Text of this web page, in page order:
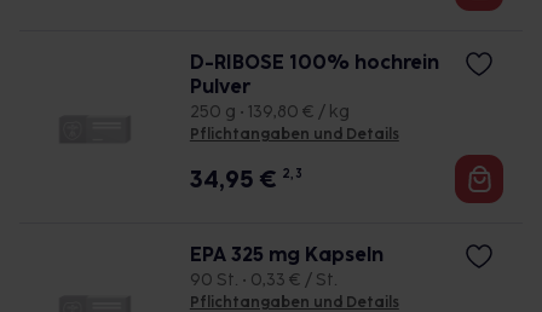
D-RIBOSE 100% hochrein
Pulver
250 g • 139,80 € / kg
Pflichtangaben und Details
34,95 € 2, 3
EPA 325 mg Kapseln
90 St. • 0,33 € / St.
Pflichtangaben und Details